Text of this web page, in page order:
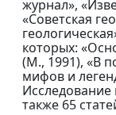
журнал»,
«Советская
которых:
(М., 1991), «В
мифов и
Исследование
также 65